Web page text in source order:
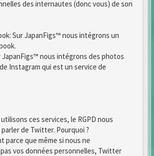
des internautes (donc vous) de son
Sur JapanFigs™ nous intégrons un
JapanFigs™ nous intégrons des photos
Instagram qui est un service de
ces services, le RGPD nous
de Twitter. Pourquoi ?
parce que même si nous ne
vos données personnelles, Twitter